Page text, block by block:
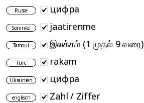
Russe цифра
Soninké jaatirenme
Tamoul இலக்கம் (1 முதல் 9 வரை)
Turc rakam
Ukrainien цифра
englisch Zahl / Ziffer